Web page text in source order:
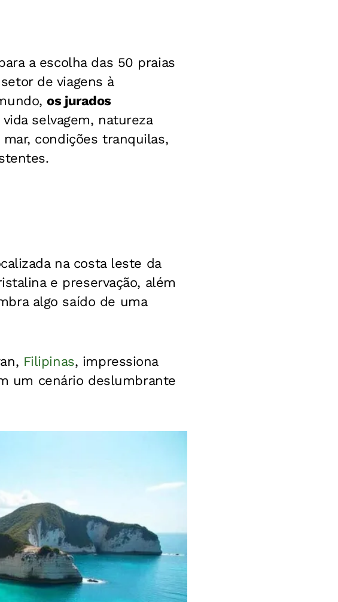
a escolha das 50 praias
de viagens à
os jurados
selvagem, natureza
condições tranquilas,
na costa leste da
e preservação, além
algo saído de uma
Filipinas, impressiona
um cenário deslumbrante